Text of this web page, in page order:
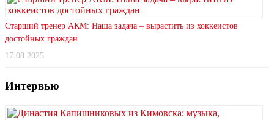
Старший тренер АКМ: Наша задача – вырастить из хоккеистов
достойных граждан
17.08.2025
Интервью